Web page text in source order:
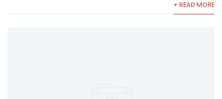
+ READ MORE